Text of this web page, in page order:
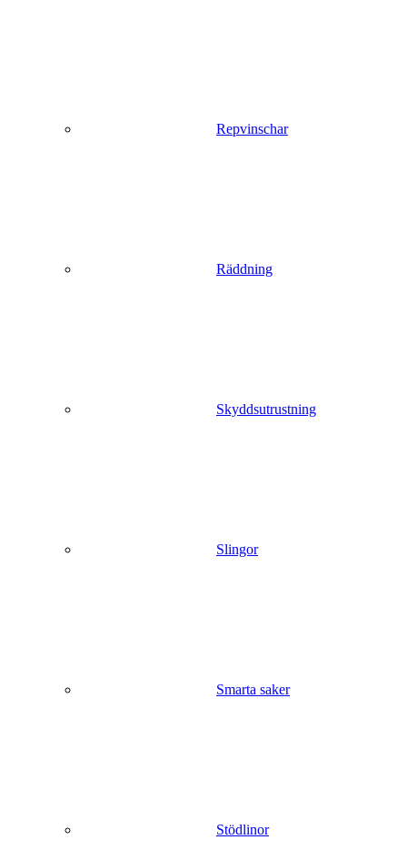
Repvinschar
Räddning
Skyddsutrustning
Slingor
Smarta saker
Stödlinor